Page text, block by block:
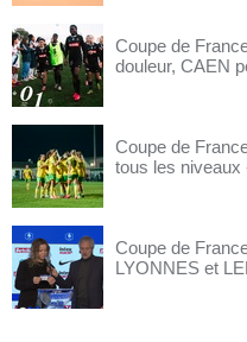
Coupe de
douleur, CAEN
Coupe de
tous les niveaux
Coupe de
LYONNES et